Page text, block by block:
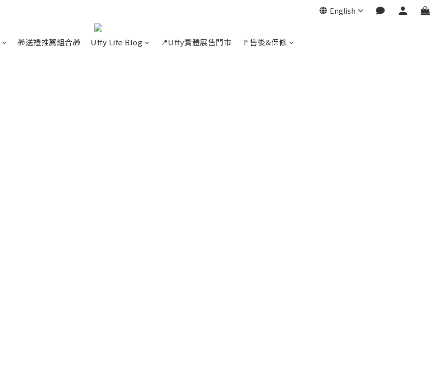
English
🎁送禮推薦組合🎁 Uffy Life Blog 📍Uffy實體展售門市 🚩售後&保修